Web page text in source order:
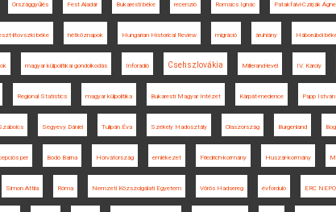
Országgyűlés Fest Aladár Bukaresti béke recenzió Romsics Ignác Patakfalvi-Czirják
litovszki béke hétköznapok Hungarian Historical Review migráció áruhiány Háborúból
magyar külpolitikai gondolkodás Inforádió Csehszlovákia Millerand-levél IV. Károly
Regional Statistics magyar külpolitika Bukaresti Magyar Intézet Kárpát-medence Papp István
Segyevy Dániel Tulipán Éva Székely Hadosztály Olaszország Burgenland
per Bodó Barna Horvátország emlékezet Friedrich-kormány Huszár-kormány
Simon Attila Róma Nemzeti Közszolgálati Egyetem Vörös Hadsereg évforduló ERC